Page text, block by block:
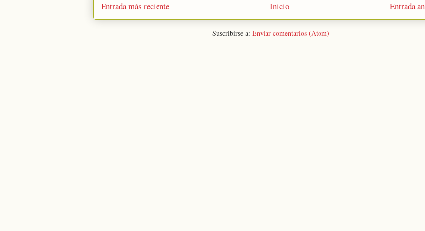
Entrada más reciente Entrada
Inicio
Suscribirse a: Enviar comentarios (Atom)